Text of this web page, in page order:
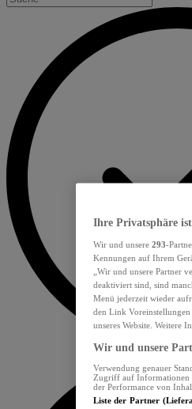
Ihre Privatsphäre
Wir und unsere 293-
Kennungen auf Ihrem
„Wir und unsere Partner
deaktiviert sind, sind
Menü jederzeit wieder
den Link
unseres Website. Weitere
Wir und unsere
Verwendung genauer
Zugriff auf Informationen
der Performance von
Liste der Partner